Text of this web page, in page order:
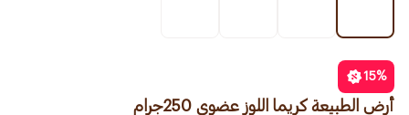
15%
أرض الطبيعة كريما اللوز عضوي 250جرام